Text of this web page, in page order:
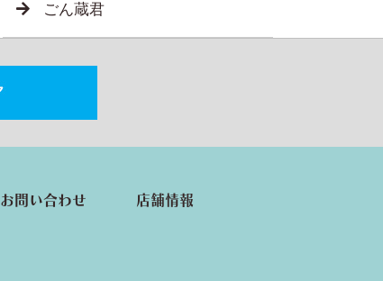
ごん蔵君
お問い合わせ 店舗情報